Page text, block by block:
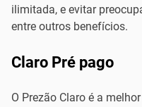
ilimitada, e evitar
entre outros benefícios.
Claro Pré pago
O Prezão Claro é a